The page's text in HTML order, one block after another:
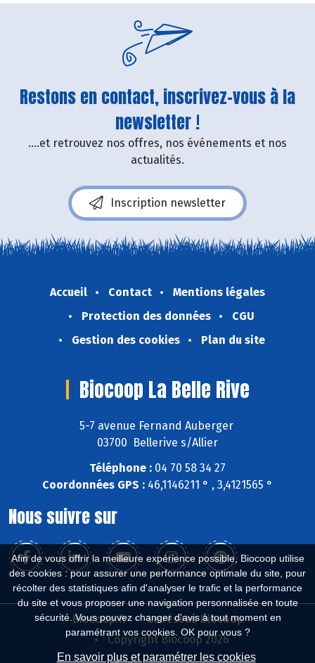
Afin de vous offrir la meilleure expérience possible, Biocoop utilise
des cookies : pour assurer une performance optimale du site, pour
récolter des statistiques afin d'analyser le trafic et la performance
du site et vous proposer une navigation personnalisée en toute
sécurité. Vous pouvez changer d'avis à tout moment en
paramétrant vos cookies. OK pour vous ?
En savoir plus et paramétrer les cookies
Restons en contact, inscrivez-vous à la
newsletter !
....et retrouvez nos offres, nos événements et nos
actualités.
Inscription newsletter
Accueil Contact
Mentions légales
Protection des données
CGU
Gestion des cookies
Plan du site
Biocoop La Belle Rive
5-7 avenue Fernand Auberger
03700 Bellerive s/Allier
Téléphone : 04 70 58 34 27
Coordonnées GPS : 46,1146211 ° , 3,4121565 °
Nous suivre sur
Biocoop.fr
Le réseau Biocoop
Copyright Biocoop 2026